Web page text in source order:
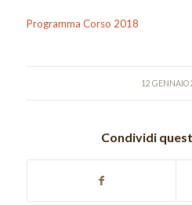
Programma Corso 2018
12 GENNAIO
Condividi